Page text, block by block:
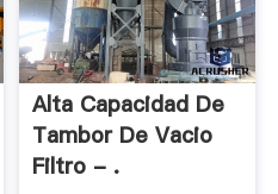
Alta Capacidad De
Tambor De Vacio
Filtro - .